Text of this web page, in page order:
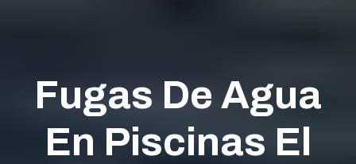
Fugas De Agua
En Piscinas El